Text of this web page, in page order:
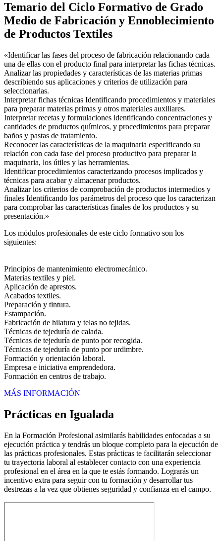
Temario del Ciclo Formativo de Grado
Medio de Fabricación y Ennoblecimiento
de Productos Textiles
«Identificar las fases del proceso de fabricación relacionando cada
una de ellas con el producto final para interpretar las fichas técnicas.
Analizar las propiedades y características de las materias primas
describiendo sus aplicaciones y criterios de utilización para
seleccionarlas.
Interpretar fichas técnicas Identificando procedimientos y materiales
para preparar materias primas y otros materiales auxiliares.
Interpretar recetas y formulaciones identificando concentraciones y
cantidades de productos químicos, y procedimientos para preparar
baños y pastas de tratamiento.
Reconocer las características de la maquinaria especificando su
relación con cada fase del proceso productivo para preparar la
maquinaria, los útiles y las herramientas.
Identificar procedimientos caracterizando procesos implicados y
técnicas para acabar y almacenar productos.
Analizar los criterios de comprobación de productos intermedios y
finales Identificando los parámetros del proceso que los caracterizan
para comprobar las características finales de los productos y su
presentación.»
Los módulos profesionales de este ciclo formativo son los
siguientes:
Principios de mantenimiento electromecánico.
Materias textiles y piel.
Aplicación de aprestos.
Acabados textiles.
Preparación y tintura.
Estampación.
Fabricación de hilatura y telas no tejidas.
Técnicas de tejeduría de calada.
Técnicas de tejeduría de punto por recogida.
Técnicas de tejeduría de punto por urdimbre.
Formación y orientación laboral.
Empresa e iniciativa emprendedora.
Formación en centros de trabajo.
MÁS INFORMACIÓN
Prácticas en Igualada
En la Formación Profesional asimilarás habilidades enfocadas a su
ejecución práctica y tendrás un bloque completo para la ejecución de
las prácticas profesionales. Estas prácticas te facilitarán seleccionar
tu trayectoria laboral al establecer contacto con una experiencia
profesional en el área en la que te estás formando. Lograrás un
incentivo extra para seguir con tu formación y desarrollar tus
destrezas a la vez que obtienes seguridad y confianza en el campo.